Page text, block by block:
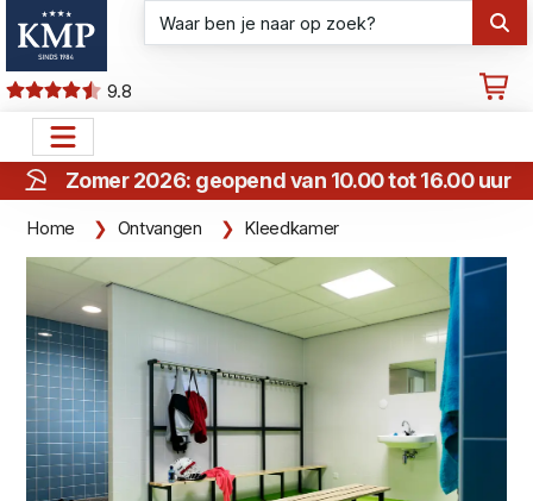
9.8
Zomer 2026: geopend van 10.00 tot 16.00 uur
Home Ontvangen Kleedkamer